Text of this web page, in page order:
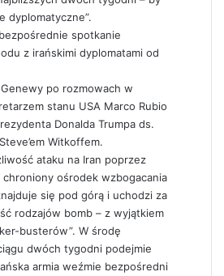
dyplomatyczne”.
spotkanie
z irańskimi dyplomatami od
po rozmowach w
stanu USA Marco Rubio
Donalda Trumpa ds.
Witkoffem.
ataku na Iran poprzez
ośrodek wzbogacania
się pod górą i uchodzi za
rodzajów bomb – z wyjątkiem
busterów”. W środę
dwóch tygodni podejmie
armia weźmie bezpośredni